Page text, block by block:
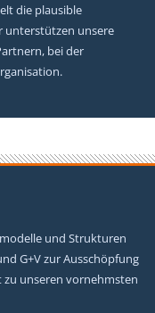
die plausible
unterstützen unsere
bei der
und Strukturen
G+V zur Ausschöpfung
unseren vornehmsten